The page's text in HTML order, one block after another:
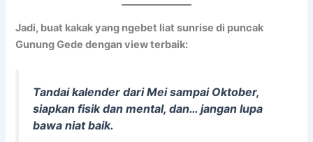
Jadi, buat kakak yang ngebet liat sunrise di puncak
Gunung Gede dengan view terbaik:
Tandai kalender dari Mei sampai Oktober,
siapkan fisik dan mental, dan… jangan lupa
bawa niat baik.